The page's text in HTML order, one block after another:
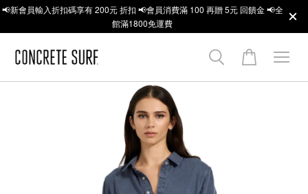
📢新會員輸入折扣碼享有 200元 折扣 📢會員消費滿 100 再贈 5元 回饋金 📢全
館滿1800免運費